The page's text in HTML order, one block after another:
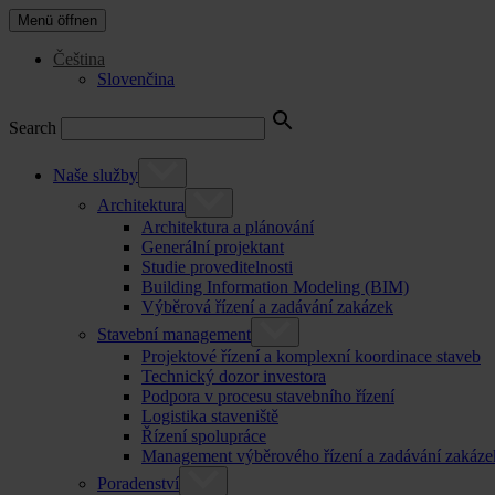
Menü öffnen
Čeština
Slovenčina
Search
Naše služby
Architektura
Architektura a plánování
Generální projektant
Studie proveditelnosti
Building Information Modeling (BIM)
Výběrová řízení a zadávání zakázek
Stavební management
Projektové řízení a komplexní koordinace staveb
Technický dozor investora
Podpora v procesu stavebního řízení
Logistika staveniště
Řízení spolupráce
Management výběrového řízení a zadávání
Poradenství